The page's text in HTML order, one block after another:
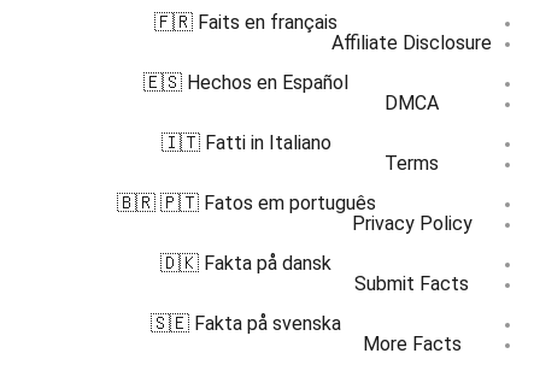
Affiliate Disclosure
DMCA
Terms
Privacy Policy
Submit Facts
More Facts
🇫🇷 Faits en français
🇪🇸 Hechos en Español
🇮🇹 Fatti in Italiano
🇧🇷 🇵🇹 Fatos em português
🇩🇰 Fakta på dansk
🇸🇪 Fakta på svenska